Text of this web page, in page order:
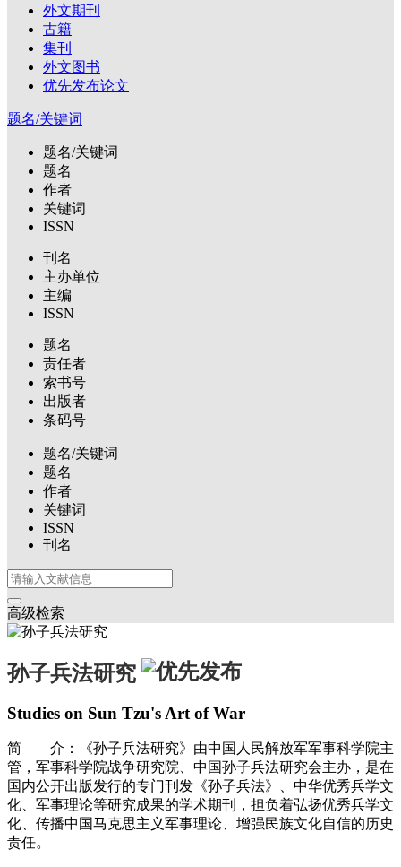
外文期刊
古籍
集刊
外文图书
优先发布论文
题名/关键词
题名/关键词
题名
作者
关键词
ISSN
刊名
主办单位
主编
ISSN
题名
责任者
索书号
出版者
条码号
题名/关键词
题名
作者
关键词
ISSN
刊名
高级检索
孙子兵法研究
Studies on Sun Tzu's Art of War
简 介：《孙子兵法研究》由中国人民解放军军事科学院主
管，军事科学院战争研究院、中国孙子兵法研究会主办，是在
国内公开出版发行的专门刊发《孙子兵法》、中华优秀兵学文
化、军事理论等研究成果的学术期刊，担负着弘扬优秀兵学文
化、传播中国马克思主义军事理论、增强民族文化自信的历史
责任。